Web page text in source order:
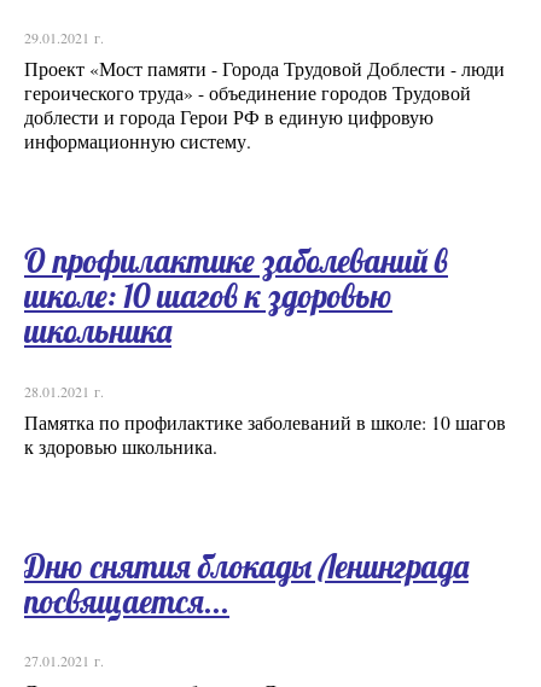
29.01.2021 г.
Проект «Мост памяти - Города Трудовой Доблести - люди
героического труда» - объединение городов Трудовой
доблести и города Герои РФ в единую цифровую
информационную систему.
О профилактике заболеваний в
школе: 10 шагов к здоровью
школьника
28.01.2021 г.
Памятка по профилактике заболеваний в школе: 10 шагов
к здоровью школьника.
Дню снятия блокады Ленинграда
посвящается...
27.01.2021 г.